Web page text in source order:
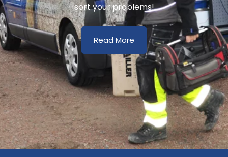
sort your problems!
Read More